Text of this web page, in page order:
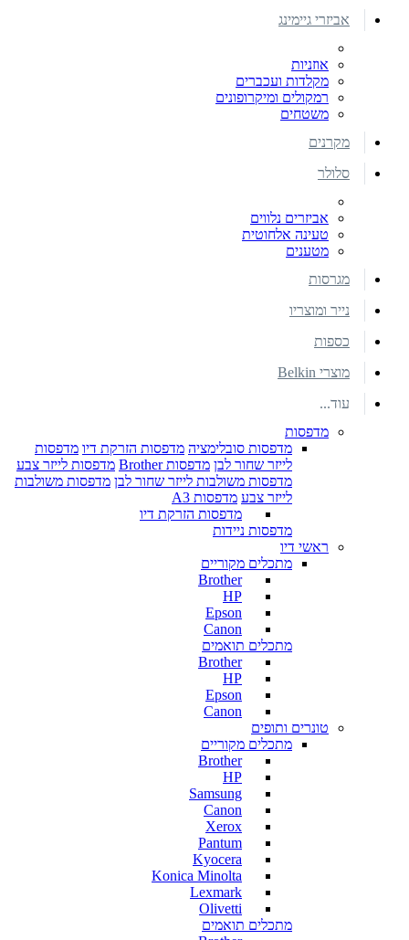
אביזרי גיימינג
אוזניות
מקלדות ועכברים
רמקולים ומיקרופונים
משטחים
מקרנים
סלולר
אביזרים נלווים
טעינה אלחוטית
מטענים
מגרסות
נייר ומוצריו
כספות
מוצרי Belkin
עוד...
מדפסות
מדפסות סובלימציה מדפסות הזרקת דיו מדפסות
לייזר שחור לבן מדפסות Brother
מדפסות לייזר צבע
מדפסות משולבות לייזר שחור לבן מדפסות משולבות
לייזר צבע מדפסות A3
מדפסות הזרקת דיו
מדפסות ניידות
ראשי דיו
מתכלים מקוריים
Brother
HP
Epson
Canon
מתכלים תואמים
Brother
HP
Epson
Canon
טונרים ותופים
מתכלים מקוריים
Brother
HP
Samsung
Canon
Xerox
Pantum
Kyocera
Konica Minolta
Lexmark
Olivetti
מתכלים תואמים